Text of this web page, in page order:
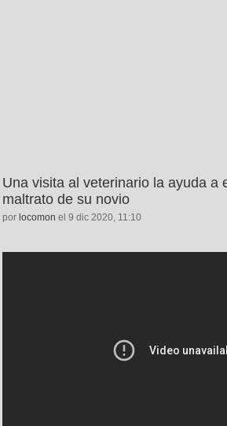
Una visita al veterinario la ayuda a
maltrato de su novio
por locomon el 9 dic 2020, 11:10